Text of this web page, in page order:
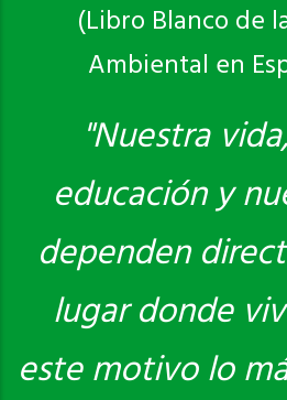
(Libro Blanco de
Ambiental en
"Nuestra
educación y
dependen
lugar donde
este motivo lo